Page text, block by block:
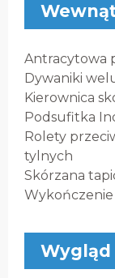
Antracytowa
Dywaniki
Kierownica
Podsufitka
Rolety
tylnych
Skórzana